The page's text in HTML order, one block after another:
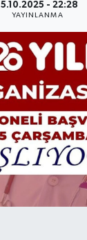
15.10.2025 - 22:28
YAYINLANMA